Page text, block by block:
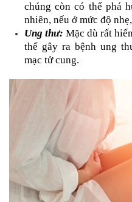
chúng còn có thể phá
nhiên, nếu ở mức độ
Ung thư: Mặc dù rất
thể gây ra bệnh ung
mạc tử cung.